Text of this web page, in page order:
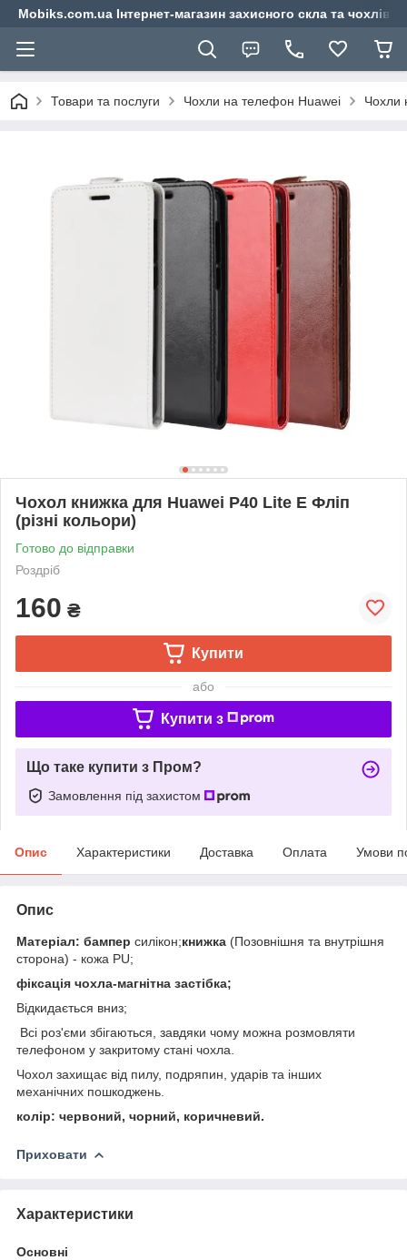
Mobiks.com.ua Інтернет-магазин захисного скла та чохлів
Товари та послуги Чохли на телефон Huawei Чохли
Чохол книжка для Huawei P40 Lite E Фліп
(різні кольори)
Готово до відправки
Роздріб
160 ₴
Купити
або
Купити з
Що таке купити з Пром?
Замовлення під захистом
Опис Характеристики Доставка Оплата Умови
Опис
Матеріал: бампер силікон;книжка (Позовнішня та внутрішня
сторона) - кожа PU;
фіксація чохла-магнітна застібка;
Відкидається вниз;
Всі роз'єми збігаються, завдяки чому можна розмовляти
телефоном у закритому стані чохла.
Чохол захищає від пилу, подряпин, ударів та інших
механічних пошкоджень.
колір: червоний, чорний, коричневий.
Приховати
Характеристики
Основні